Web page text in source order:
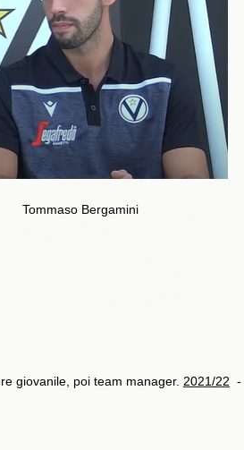
Tommaso Bergamini
giovanile, poi team manager. 2021/22 -